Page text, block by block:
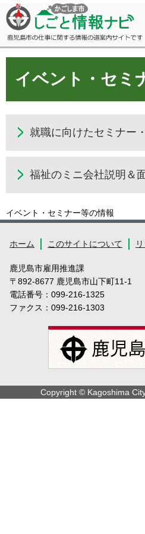
かごしま市しごと情報ナビ 鹿児島市
の仕事に関する情報の道案内サイト
です
イベント・セミ
就職に向けたセミナー
福祉のミニ会社説明＆
イベント・セミナー等の情報
ホーム このサイトについて
鹿児島市雇用推進課
〒892-8677 鹿児島市山下町11-1
電話番号：099-216-1325
ファクス：099-216-1303
Copyright © Kagoshima